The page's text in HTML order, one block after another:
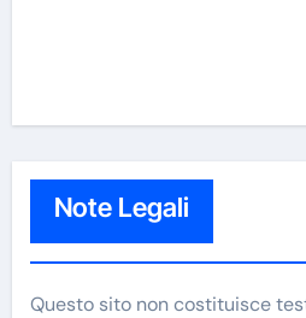
Note Legali
Questo sito non costituisce